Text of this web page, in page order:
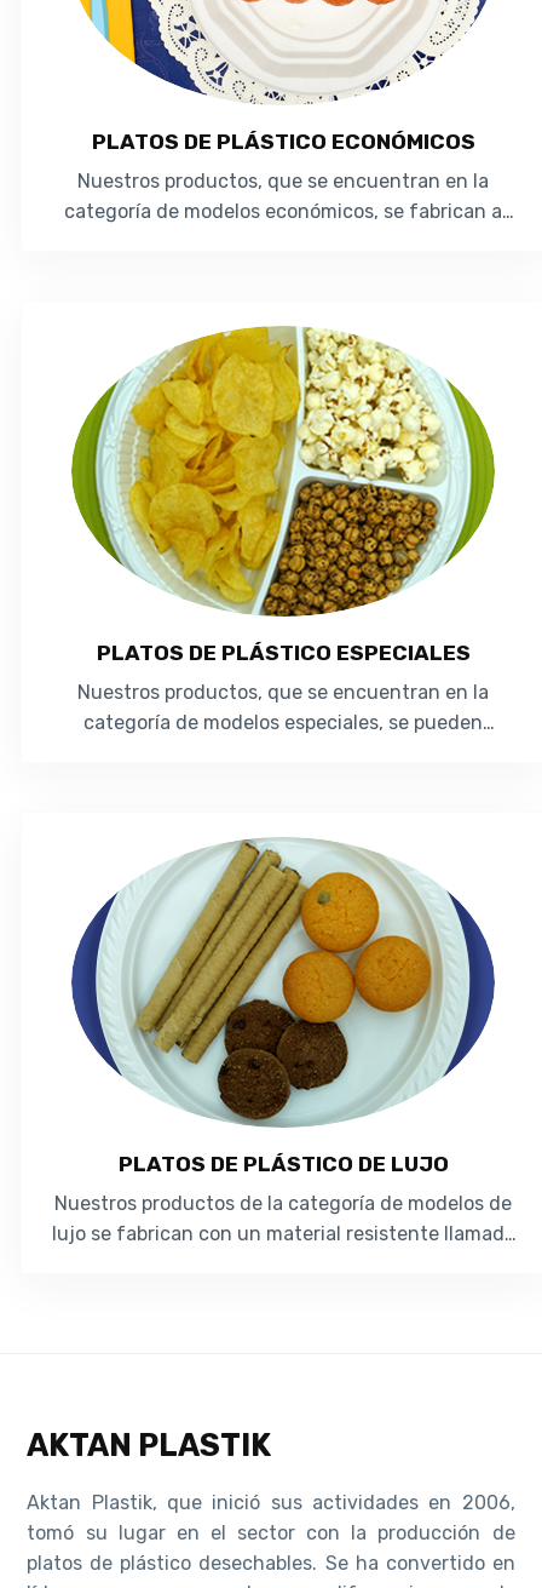
PLATOS DE PLÁSTICO ECONÓMICOS
Nuestros productos, que se encuentran en la
categoría de modelos económicos, se fabrican a
PLATOS DE PLÁSTICO ESPECIALES
Nuestros productos, que se encuentran en la
categoría de modelos especiales, se pueden
PLATOS DE PLÁSTICO DE LUJO
Nuestros productos de la categoría de modelos de
lujo se fabrican con un material resistente llamado
AKTAN PLASTIK
Aktan Plastik, que inició sus actividades en 2006,
tomó su lugar en el sector con la producción de
platos de plástico desechables. Se ha convertido en